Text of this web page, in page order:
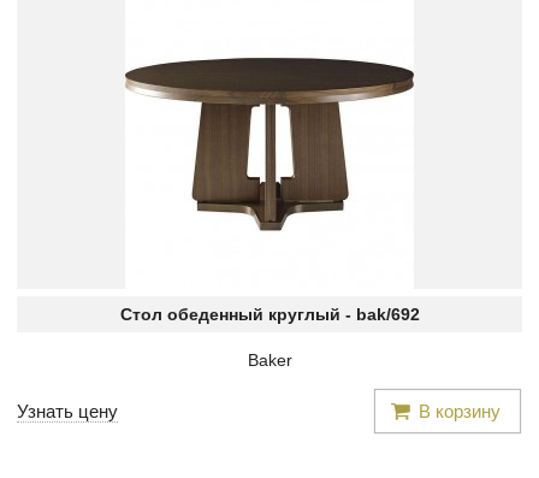
Стол обеденный круглый - bak/692
Baker
Узнать цену В корзину